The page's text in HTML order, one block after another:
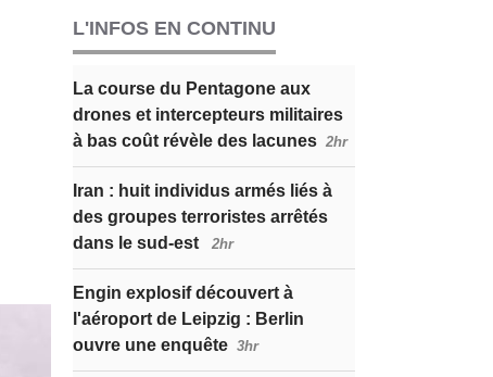
L'INFOS EN CONTINU
La course du Pentagone aux
drones et intercepteurs militaires
à bas coût révèle des lacunes 2hr
Iran : huit individus armés liés à
des groupes terroristes arrêtés
dans le sud-est
2hr
Engin explosif découvert à
l'aéroport de Leipzig : Berlin
ouvre une enquête 3hr